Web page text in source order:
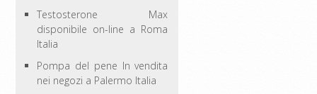
Testosterone Max
disponibile on-line a Roma
Italia
Pompa del pene In vendita
nei negozi a Palermo Italia